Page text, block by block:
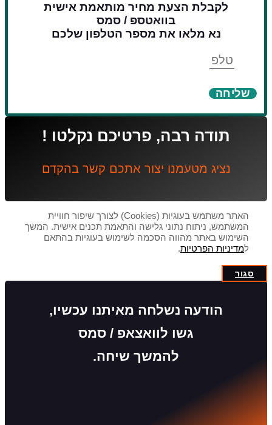
לקבלת הצעת מחיר מותאמת אישית
בוואטספ / סמס
נא מלאו את מספר הטלפון שלכם
שליחה
תודה רבה, פרטיכם נקלטו !
נציג מטעמנו יצור אתכם קשר בהקדם
האתר משתמש בעוגיות (Cookies) לצורך שיפור חוויית
המשתמש, ניתוח נתוני גלישה והתאמת תכנים אישית. המשך
השימוש באתר מהווה הסכמה לשימוש בעוגיות בהתאם
למדיניות הפרטיות.
סגור
הודעה נשלחה מאיתנו עכשיו,
גשו לוואצאפ / סמס
להמשך שיחה.